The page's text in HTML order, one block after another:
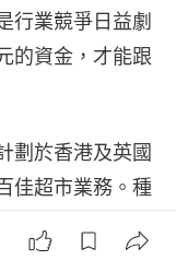
行業競爭日益劇
的資金，才能跟
劃於香港及英國
佳超市業務。種
動作依然進行